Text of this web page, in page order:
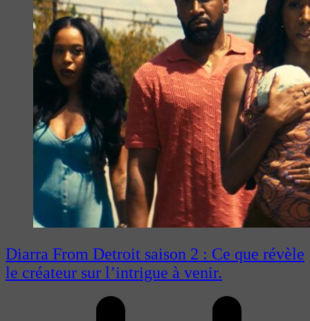
Diarra From Detroit saison 2 : Ce que révèle
le créateur sur l’intrigue à venir.